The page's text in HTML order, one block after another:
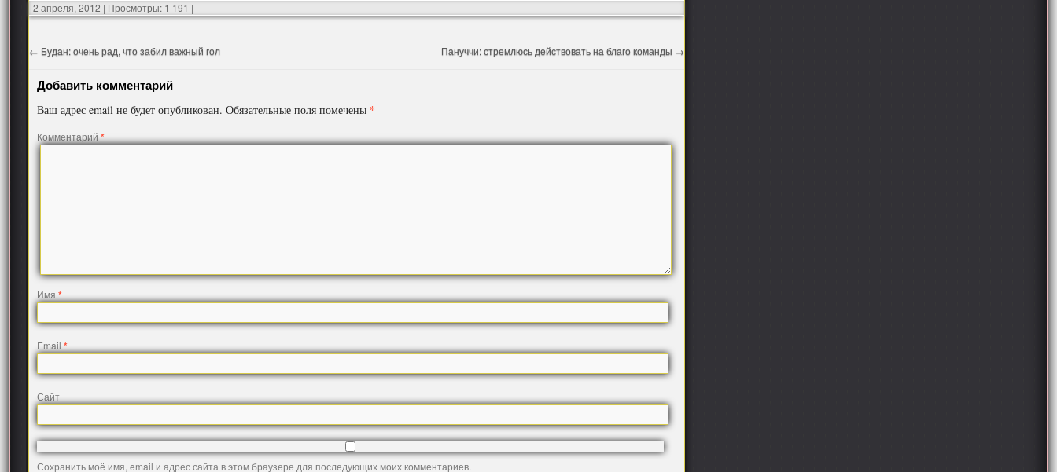
2 апреля, 2012 | Просмотры: 1 191 |
← Будан: очень рад, что забил важный гол Пануччи: стремлюсь действовать на благо команды →
Добавить комментарий
Ваш адрес email не будет опубликован. Обязательные поля помечены *
Комментарий*
Имя*
Email*
Сайт
Сохранить моё имя, email и адрес сайта в этом браузере для последующих моих комментариев.